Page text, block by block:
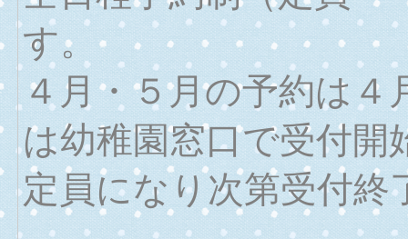
す。
４月・５月の予約は
は幼稚園窓口で受付開
定員になり次第受付終